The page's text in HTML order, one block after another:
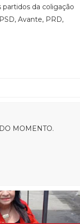
da coligação
Avante, PRD,
MOMENTO.